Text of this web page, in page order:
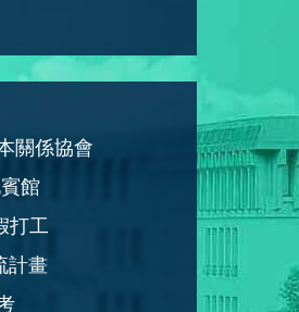
關係協會
館
打工
計畫